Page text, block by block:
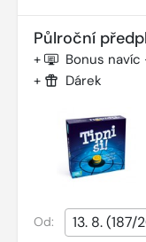
Půlroční
+ Bonus
+ Dárek
Od: